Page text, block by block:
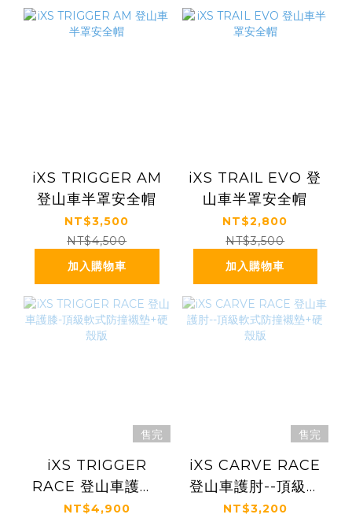
iXS TRIGGER AM
登山車半罩安全帽
NT$3,500
NT$4,500
加入購物車
iXS TRAIL EVO 登
山車半罩安全帽
NT$2,800
NT$3,500
加入購物車
售完
iXS TRIGGER
RACE 登山車護膝-
頂級軟式防撞襯墊
NT$4,900
售完
iXS CARVE RACE
登山車護肘--頂級軟
式防撞襯墊+硬殼版
NT$3,200